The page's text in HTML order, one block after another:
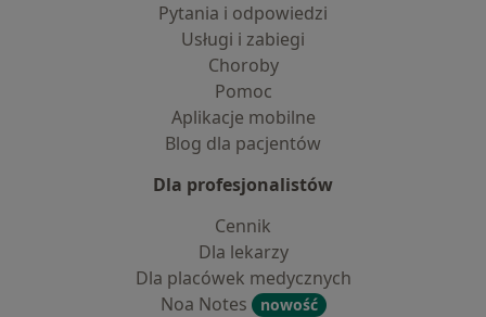
Pytania i odpowiedzi
Usługi i zabiegi
Choroby
Pomoc
Aplikacje mobilne
Blog dla pacjentów
Dla profesjonalistów
Cennik
Dla lekarzy
Dla placówek medycznych
Noa Notes
nowość